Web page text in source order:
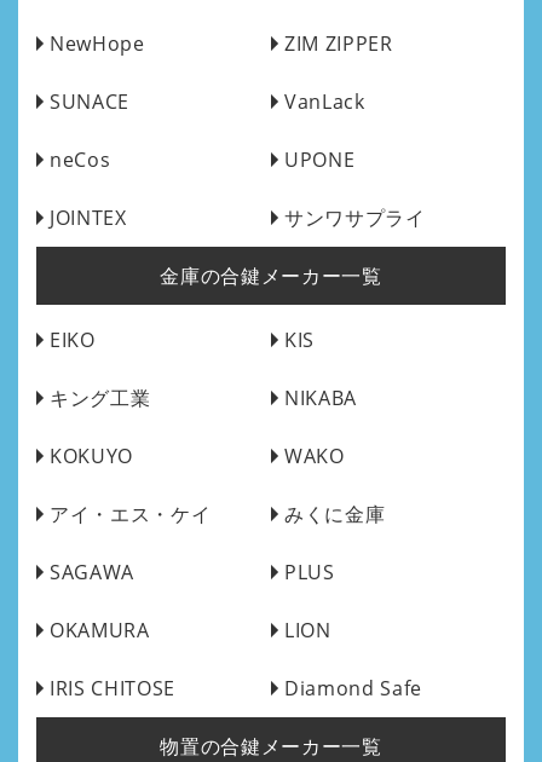
NewHope ZIM ZIPPER
SUNACE VanLack
neCos UPONE
JOINTEX サンワサプライ
金庫の合鍵メーカー一覧
EIKO KIS
キング工業 NIKABA
KOKUYO WAKO
アイ・エス・ケイ みくに金庫
SAGAWA PLUS
OKAMURA LION
IRIS CHITOSE Diamond Safe
物置の合鍵メーカー一覧